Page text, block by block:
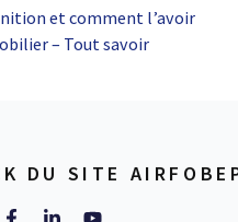
et comment l’avoir
– Tout savoir
DU SITE